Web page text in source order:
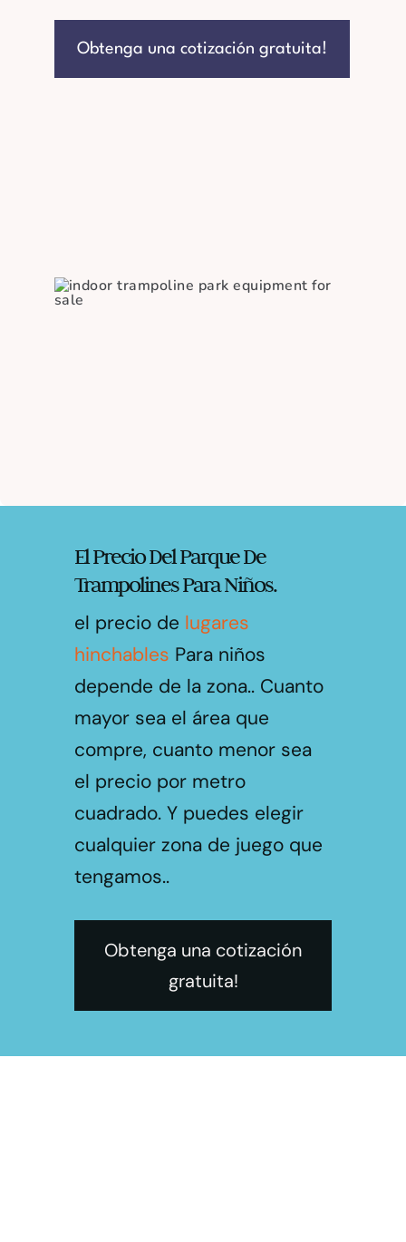
Obtenga una cotización gratuita!
El Precio Del Parque De
Trampolines Para Niños.
el precio de lugares
hinchables Para niños
depende de la zona.. Cuanto
mayor sea el área que
compre, cuanto menor sea
el precio por metro
cuadrado. Y puedes elegir
cualquier zona de juego que
tengamos..
Obtenga una cotización
gratuita!